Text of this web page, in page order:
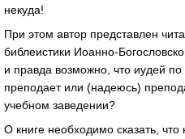
некуда!
При этом автор представлен
библеистики Иоанно-
и правда возможно, что иудей
преподает или (надеюсь)
учебном заведении?
О книге необходимо сказать,